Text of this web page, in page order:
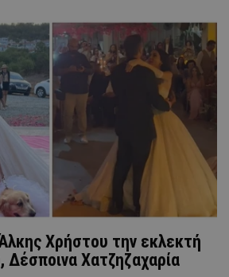
Χρήστου την εκλεκτή
Δέσποινα Χατζηζαχαρία